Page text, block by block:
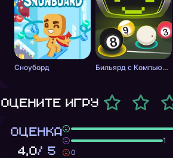
Сноуборд Бильярд с Компьютером
Оцените игру
ОЦЕНКА
4,0/ 5
1
0